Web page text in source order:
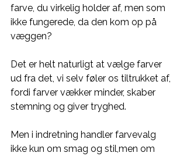
farve, du virkelig holder af, men som
ikke fungerede, da den kom op på
væggen?
Det er helt naturligt at vælge farver
ud fra det, vi selv føler os tiltrukket af,
fordi farver vækker minder, skaber
stemning og giver tryghed.
Men i indretning handler farvevalg
ikke kun om smag og stil,men om